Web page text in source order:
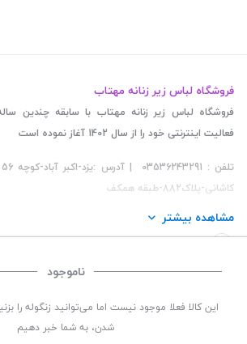
ناموجود
این کالا فعلا موجود نیست اما می‌توانید زنگوله را
شدن، به شما خبر دهیم
فروشگاه لباس زیر زنانه مهتاب
فروشگاه لباس زیر زنانه مهتاب با سابقه چندین
فعالیت اینترنتی خود را از سال 1402 آغاز نموده است
کاشانی-پلاک882-طبقه همکف
مشاهده بیشتر
تمامی حقوق این سایت متعلق بهفروشگاه لباس زیر زنانه
نویسی:سپکام سیستم طراحی و اجرا :شرکت دیجیتال مارکتینگ